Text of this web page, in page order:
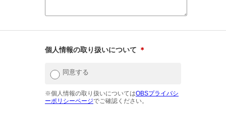
個人情報の取り扱いについて ＊
同意する
※個人情報の取り扱いについてはOBSプライバシ
ーポリシーページでご確認ください。